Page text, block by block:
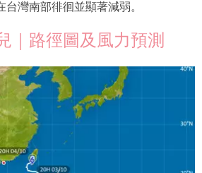
灣南部徘徊並顯著減弱。
｜路徑圖及風力預測